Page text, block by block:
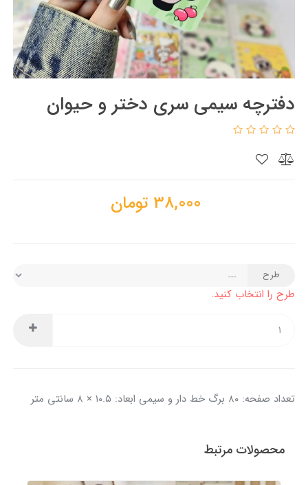
دفترچه سیمی سری دختر و حیوان
38,000 تومان
طرح
طرح را انتخاب کنید.
تعداد صفحه: ۸۰ برگ خط دار و سیمی ابعاد: ۱۰.۵ × ۸ سانتی متر
محصولات مرتبط